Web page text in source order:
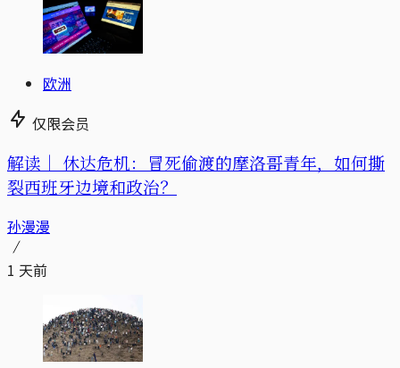
欧洲
仅限会员
解读｜ 休达危机：冒死偷渡的摩洛哥青年，如何撕
裂西班牙边境和政治？
孙漫漫
1 天前